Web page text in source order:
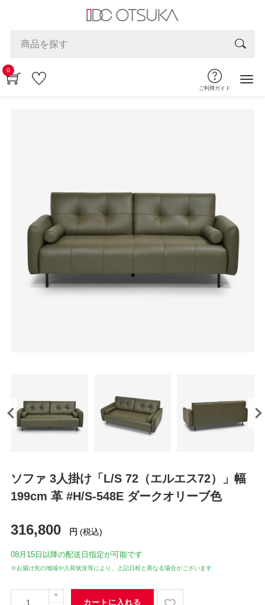
0
ご利用ガイド
ソファ 3人掛け「L/S 72（エルエス72）」幅
199cm 革 #H/S-548E ダークオリーブ色
316,800 円 (税込)
08月15日 以降の配送日指定が可能です
※お届け先の地域や入荷状況等により、上記日程と異なる場合がございます
カートに入れる